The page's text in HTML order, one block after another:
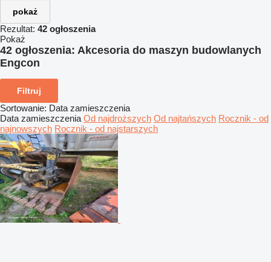
pokaż
Rezultat: 42 ogłoszenia
Pokaż
42 ogłoszenia: Akcesoria do maszyn budowlanych
Engcon
Filtruj
Sortowanie: Data zamieszczenia
Data zamieszczenia Od najdroższych Od najtańszych Rocznik - od
najnowszych Rocznik - od najstarszych